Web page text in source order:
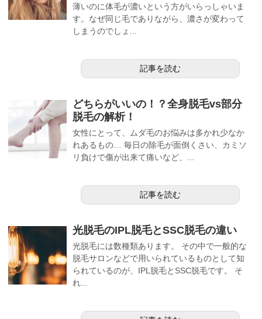
薄いのに体毛が濃いという方がいらっしゃいま
す。なぜ同じ毛でありながら、濃さが変わって
しまうのでしょ...
記事を読む
どちらがいいの！？全身脱毛vs部分
脱毛の解析！
女性にとって、ムダ毛のお悩みは多かれ少なか
れあるもの… 毎日の除毛が面倒くさい、カミソ
リ負けで傷が出来て痛いなど、...
記事を読む
光脱毛のIPL脱毛とSSC脱毛の違い
光脱毛には数種類あります。 その中で一般的な
脱毛サロンなどで用いられているものとして知
られているのが、IPL脱毛とSSC脱毛です。 そ
れ...